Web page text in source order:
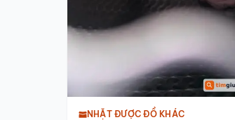
NHẶT ĐƯỢC ĐỒ KHÁC